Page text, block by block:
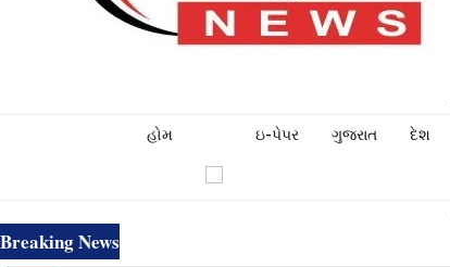
હોમ ઇ-પેપર ગુજરાત દેશ
Breaking News